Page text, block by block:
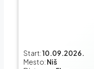
Start:10.09.2026.
Mesto: Niš